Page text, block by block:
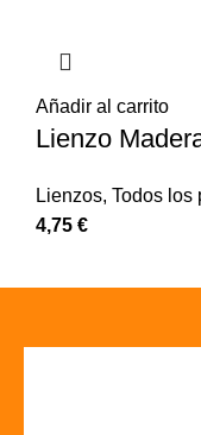
Añadir al carrito
Lienzo
Lienzos, Todos los
4,75 €